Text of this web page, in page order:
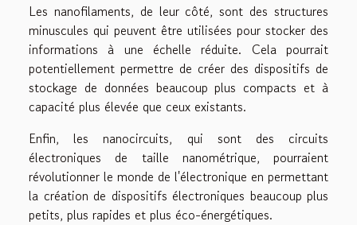
Les nanofilaments, de leur côté, sont des structures
minuscules qui peuvent être utilisées pour stocker des
informations à une échelle réduite. Cela pourrait
potentiellement permettre de créer des dispositifs de
stockage de données beaucoup plus compacts et à
capacité plus élevée que ceux existants.
Enfin, les nanocircuits, qui sont des circuits
électroniques de taille nanométrique, pourraient
révolutionner le monde de l'électronique en permettant
la création de dispositifs électroniques beaucoup plus
petits, plus rapides et plus éco-énergétiques.